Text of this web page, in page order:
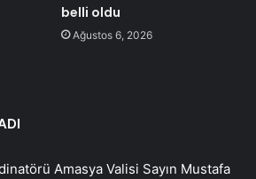
belli oldu
Ağustos 6, 2026
Amasya Valisi Sayın Mustafa